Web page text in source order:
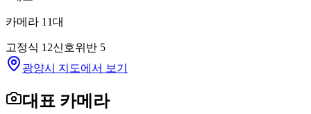
카메라 11대
고정식 12신호위반 5
광양시 지도에서 보기
대표 카메라